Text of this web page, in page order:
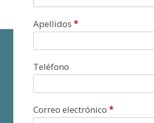
Apellidos*
Teléfono
Correo electrónico*